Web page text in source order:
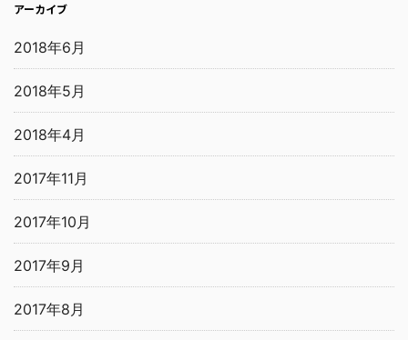
アーカイブ
2018年6月
2018年5月
2018年4月
2017年11月
2017年10月
2017年9月
2017年8月